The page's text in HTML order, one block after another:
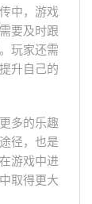
中，游戏
要及时跟
玩家还需
升自己的
多的乐趣
径，也是
游戏中进
取得更大